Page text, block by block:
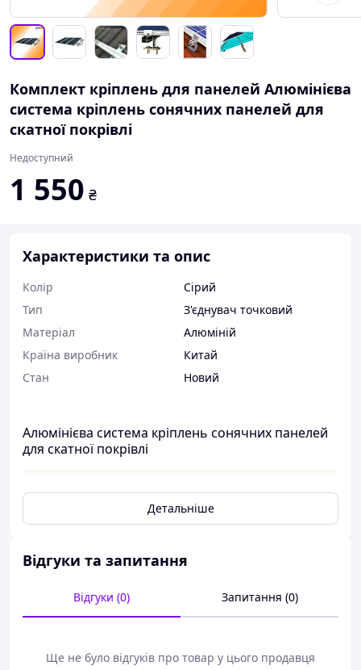
Комплект кріплень для панелей Алюмінієва
система кріплень сонячних панелей для
скатної покрівлі
Недоступний
1 550 ₴
Характеристики та опис
Колір
Сірий
Тип
З'єднувач точковий
Матеріал
Алюміній
Країна виробник
Китай
Стан
Новий
Алюмінієва система кріплень сонячних панелей
для скатної покрівлі
Переваги алюмінієвої системи кріплень
сонячних панелей для скатної покрівлі
Кріплення сонячних панелей на скатному даху
необхідному положенні. Системи кріплення сонячних
батарей на скатному даху мають бути добре закріплені.
на нашому сайті, прослужить вам до 25 років.
Детальніше
Відгуки та запитання
Відгуки (0) Запитання (0)
Ще не було відгуків про товар у цього продавця